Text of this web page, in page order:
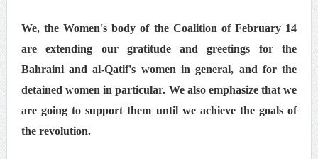
We, the Women's body of the Coalition of February 14
are extending our gratitude and greetings for the
Bahraini and al-Qatif's women in general, and for the
detained women in particular. We also emphasize that we
are going to support them until we achieve the goals of
the revolution.